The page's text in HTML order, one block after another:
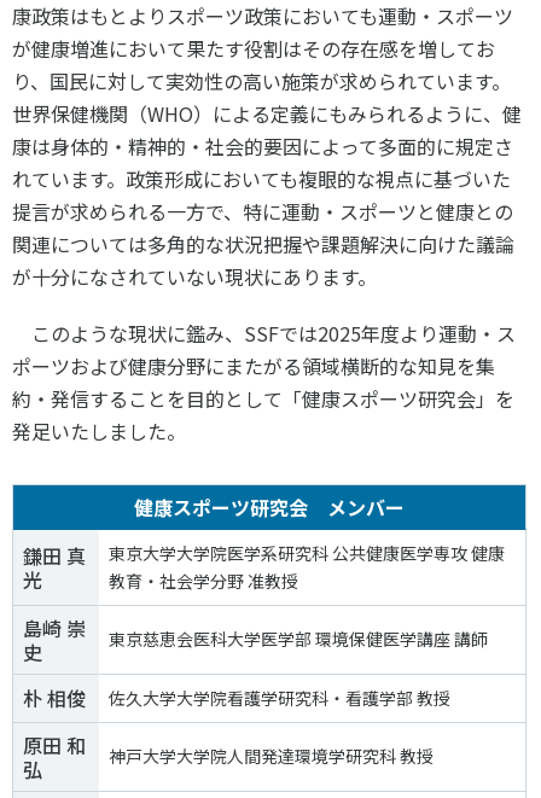
知る学ぶ
ニュース
お問い合わせ・お申し込み
メールマガジン
アクセス
個人情報保護方針
© 2020
調査・研究
スポーツライフ・データ
スポーツ白書
政策提言
子どものスポーツ
障害者スポーツ
スポーツによるまちづくり
スポーツ・ガバナンス
スポーツボランティア
スポーツ政策・予算
社会づくり
自治体との連携
各教育機関との連携
スポーツ振興団体との連携
【動画】スポーツでアクティブなまちづくり
康政策はもとよりスポーツ政策においても運動・スポーツ
が健康増進において果たす役割はその存在感を増してお
り、国民に対して実効性の高い施策が求められています。
世界保健機関（WHO）による定義にもみられるように、健
康は身体的・精神的・社会的要因によって多面的に規定さ
れています。政策形成においても複眼的な視点に基づいた
提言が求められる一方で、特に運動・スポーツと健康との
関連については多角的な状況把握や課題解決に向けた議論
が十分になされていない現状にあります。
このような現状に鑑み、 SSFでは2025年度より運動・ス
ポーツおよび健康分野にまたがる領域横断的な知見を集
約・発信することを目的として「健康スポーツ研究会」を
発足いたしました。
健康スポーツ研究会 メンバー
鎌田 真
光
東京大学大学院医学系研究科 公共健康医学専攻 健康
教育・社会学分野 准教授
島崎 崇
史
東京慈恵会医科大学医学部 環境保健医学講座 講師
朴 相俊 佐久大学大学院看護学研究科・看護学部 教授
原田 和
弘
神戸大学大学院人間発達環境学研究科 教授